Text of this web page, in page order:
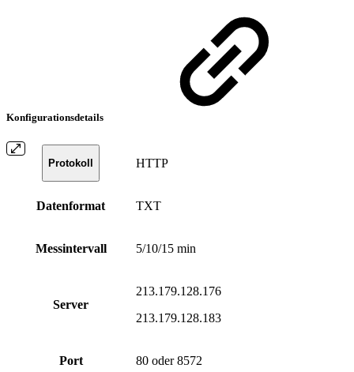
Konfigurationsdetails
Protokoll HTTP
Datenformat TXT
Messintervall 5/10/15 min
Server
213.179.128.176
213.179.128.183
Port 80 oder 8572